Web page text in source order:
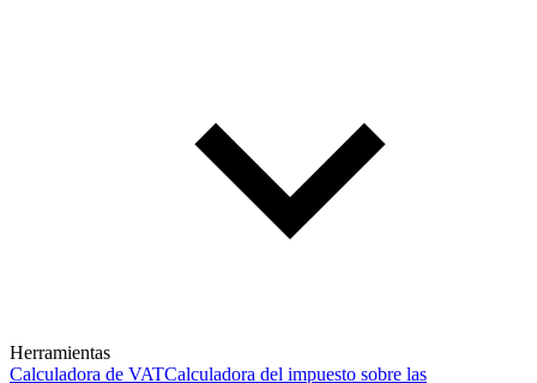
Herramientas
Calculadora de VATCalculadora del impuesto sobre las